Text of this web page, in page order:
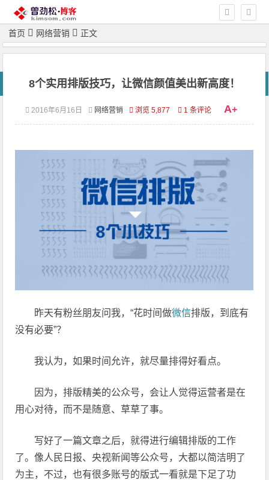
首页 网络营销 正文
8个实用排版技巧，让微信颜值美出新高度！
2016年6月16日 网络营销 浏览 5,877 1 条评论 A+
昨天有粉丝朋友问我，“花时间做微信排版，到底有
没有必要”？
我认为，如果时间允许，就尽量排得好看点。
因为，排版精美的公众号，会让人觉得运营者是在
用心对待，而不是随意、草草了事。
写好了一篇文章之后，就得进行编辑排版的工作
了。像人民日报、央视新闻等公众号，大都以简洁明了
为主，不过，也有很多账号的版式一看就是下足了功